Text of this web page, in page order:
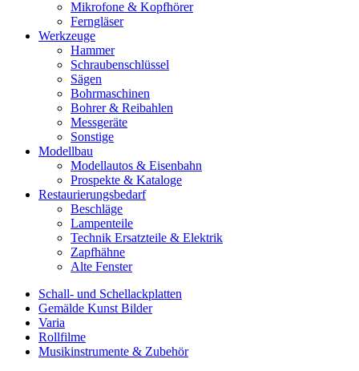
Mikrofone & Kopfhörer
Ferngläser
Werkzeuge
Hammer
Schraubenschlüssel
Sägen
Bohrmaschinen
Bohrer & Reibahlen
Messgeräte
Sonstige
Modellbau
Modellautos & Eisenbahn
Prospekte & Kataloge
Restaurierungsbedarf
Beschläge
Lampenteile
Technik Ersatzteile & Elektrik
Zapfhähne
Alte Fenster
Schall- und Schellackplatten
Gemälde Kunst Bilder
Varia
Rollfilme
Musikinstrumente & Zubehör